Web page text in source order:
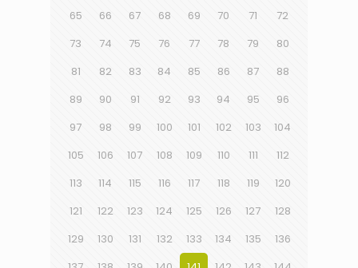
65
66 67 68 69 70 71
72
73
74 75 76 77 78 79
80
81
82 83 84 85 86 87
88
89
90 91 92 93 94 95
96
97
98 99 100 101 102 103
104
105
106 107 108 109 110 111
112
113
114 115 116 117 118 119
120
121
122 123 124 125 126 127
128
129
130 131 132 133 134 135
136